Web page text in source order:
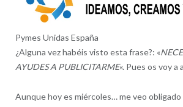
Pymes Unidas España
¿Alguna vez habéis visto esta frase?: «
AYUDES A PUBLICITARME«. Pues os voy a
Aunque hoy es miércoles… me veo